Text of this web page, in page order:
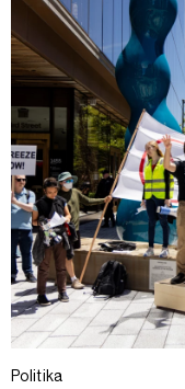
Politika